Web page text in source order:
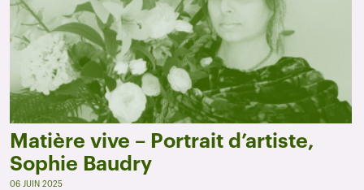
Matière vive – Portrait d’artiste,
Sophie Baudry
06 JUIN 2025